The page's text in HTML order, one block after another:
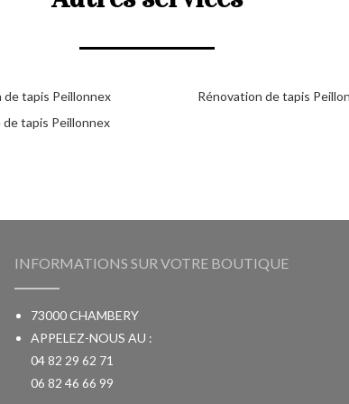
de tapis Peillonnex
tapis Peillonnex
Rénovation de tapis
INFORMATIONS SUR VOTRE BOUTIQUE
73000 CHAMBERY
APPELEZ-NOUS AU :
04 82 29 62 71
06 82 46 66 99